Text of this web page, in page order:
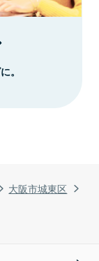
大阪市城東区
。